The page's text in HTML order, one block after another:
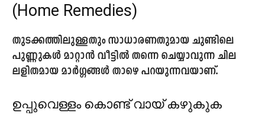
(Home Remedies)
തുടക്കത്തിലുള്ളതും സാധാരണതുമായ ചുണ്ടിലെ
പുണ്ണുകൾ മാറ്റാൻ വീട്ടിൽ തന്നെ ചെയ്യാവുന്ന ചില
ലളിതമായ മാർഗ്ഗങ്ങൾ താഴെ പറയുന്നവയാണ്.
ഉപ്പുവെള്ളം കൊണ്ട് വായ് കഴുകുക